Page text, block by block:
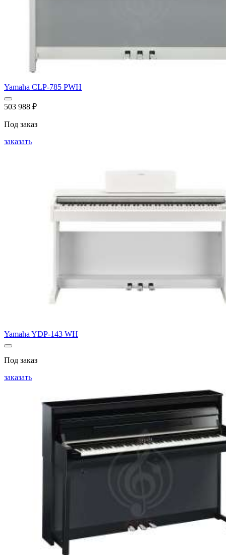
Yamaha CLP-785 PWH
503 988 ₽
Под заказ
заказать
Yamaha YDP-143 WH
Под заказ
заказать